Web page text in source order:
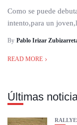
Como se puede
intento,para un
By Pablo Irizar
READ MORE
Últimas